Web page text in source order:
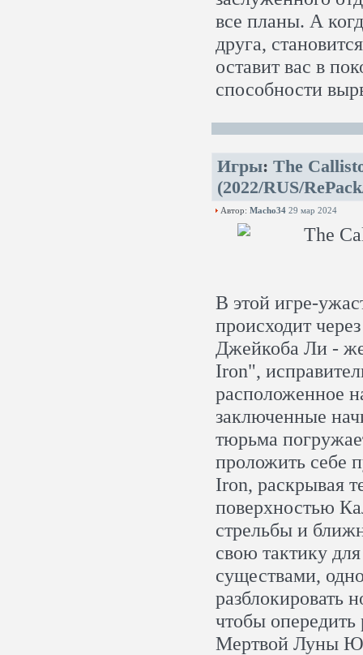
все планы. А
друга,
оставит вас в
способности
Игры: The
(2022/RUS/
Автор: Macho34 29 мар 2024
В этой игре-
происходит
Джейкоба Ли -
Iron",
расположенное
заключенные
тюрьма
проложить себе
Iron, раскрывая
поверхностью
стрельбы и
свою тактику
существами,
разблокировать
чтобы опередить
Мертвой Луны